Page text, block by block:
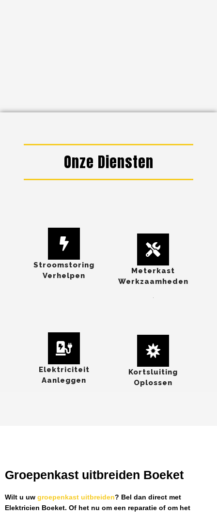
Onze Diensten
Stroomstoring
Verhelpen
Meterkast
Werkzaamheden
Elektriciteit
Aanleggen
Kortsluiting
Oplossen
Groepenkast uitbreiden Boeket
Wilt u uw groepenkast uitbreiden? Bel dan direct met
Elektricien Boeket. Of het nu om een reparatie of om het